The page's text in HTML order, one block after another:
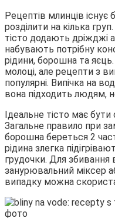
Рецептів млинців існує
розділити на кілька
тісто додають дріжджі
набувають потрібну
рідини, борошна та яєць.
молоці, але рецепти з
популярні. Випічка на
вона підходить людям,
Ідеальне тісто має
Загальне правило при
борошна береться 2
рідина злегка
грудочки. Для
занурювальний міксер
випадку можна